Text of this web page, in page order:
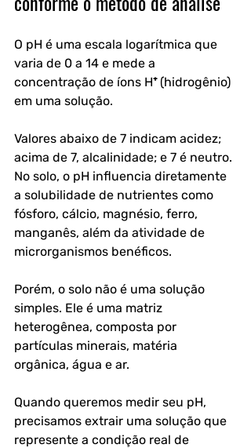
O pH é uma escala logarítmica que
varia de 0 a 14 e mede a
concentração de íons H⁺ (hidrogênio)
em uma solução.
Valores abaixo de 7 indicam acidez;
acima de 7, alcalinidade; e 7 é neutro.
No solo, o pH influencia diretamente
a solubilidade de nutrientes como
fósforo, cálcio, magnésio, ferro,
manganês, além da atividade de
microrganismos benéficos.
Porém, o solo não é uma solução
simples. Ele é uma matriz
heterogênea, composta por
partículas minerais, matéria
orgânica, água e ar.
Quando queremos medir seu pH,
precisamos extrair uma solução que
represente a condição real de